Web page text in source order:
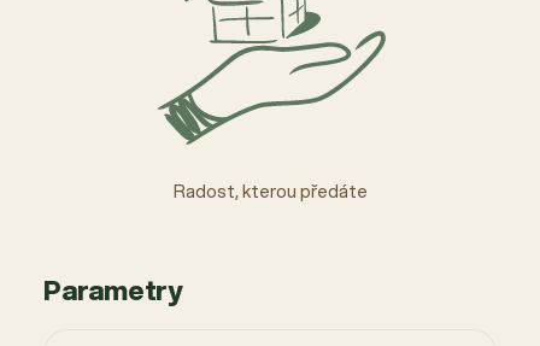
Radost, kterou předáte
Parametry